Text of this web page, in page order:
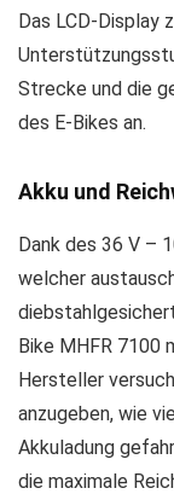
Das LCD-Display
Strecke und die
des E-Bikes an.
Akku und
Dank des 36 V –
welcher
Bike MHFR 7100
Hersteller
anzugeben, wie
Akkuladung
die maximale